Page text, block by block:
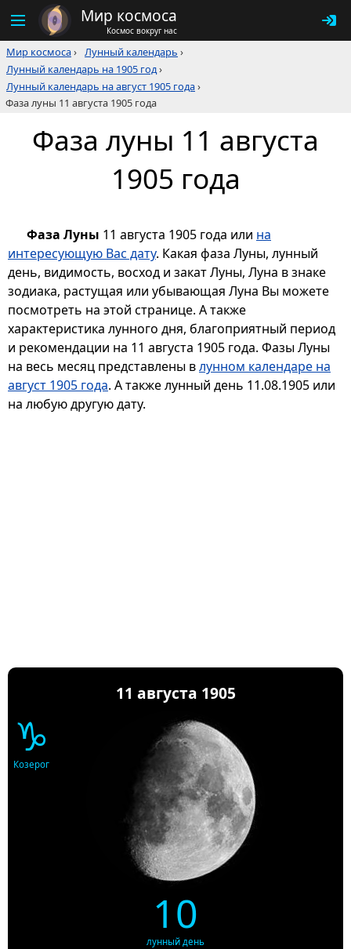
Мир космоса
Космос вокруг нас
Мир космоса› Лунный календарь ›
Лунный календарь на 1905 год›
Лунный календарь на август 1905 года›
Фаза луны 11 августа 1905 года
Фаза луны 11 августа
1905 года
Фаза Луны 11 августа 1905 года или на
интересующую Вас дату. Какая фаза Луны, лунный
день, видимость, восход и закат Луны, Луна в знаке
зодиака, растущая или убывающая Луна Вы можете
посмотреть на этой странице. А также
характеристика лунного дня, благоприятный период
и рекомендации на 11 августа 1905 года. Фазы Луны
на весь месяц представлены влунном календаре на
август 1905 года. А также лунный день 11.08.1905 или
на любую другую дату.
11 августа 1905
♑
Козерог
10
лунный день